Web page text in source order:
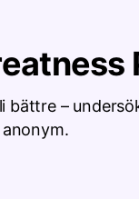
bättre –